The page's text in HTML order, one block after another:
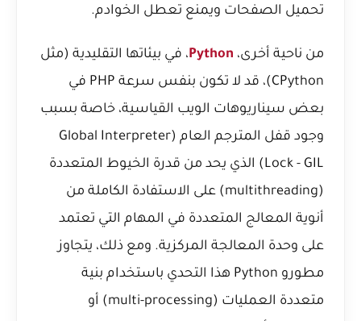
تحميل الصفحات ويمنع تعطل الخوادم.
من ناحية أخرى، Python، في بيئاتها التقليدية (مثل
CPython)، قد لا تكون بنفس سرعة PHP في
بعض سيناريوهات الويب القياسية، خاصة بسبب
وجود قفل المترجم العام (Global Interpreter
Lock - GIL) الذي يحد من قدرة الخيوط المتعددة
(multithreading) على الاستفادة الكاملة من
أنوية المعالج المتعددة في المهام التي تعتمد
على وحدة المعالجة المركزية. ومع ذلك، يتجاوز
مطورو Python هذا التحدي باستخدام بنية
متعددة العمليات (multi-processing) أو